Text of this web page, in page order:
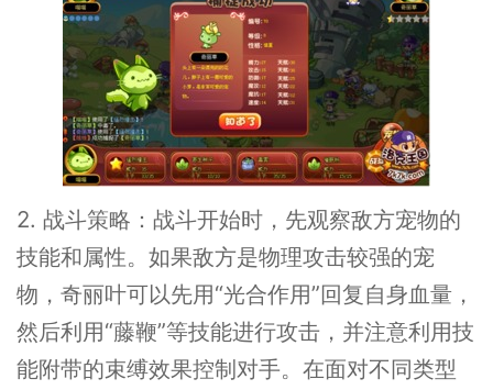
2. 战斗策略：战斗开始时，先观察敌方宠物的
技能和属性。如果敌方是物理攻击较强的宠
物，奇丽叶可以先用“光合作用”回复自身血量，
然后利用“藤鞭”等技能进行攻击，并注意利用技
能附带的束缚效果控制对手。在面对不同类型